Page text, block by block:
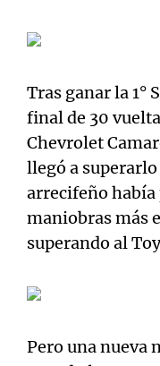
Tras ganar la 1°
final de 30
Chevrolet
llegó a
arrecifeño había
maniobras más
superando al
Pero una nueva